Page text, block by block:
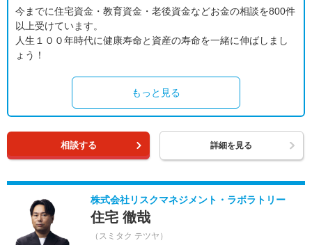
今までに住宅資金・教育資金・老後資金などお金の相談を800件
以上受けています。
人生１００年時代に健康寿命と資産の寿命を一緒に伸ばしまし
ょう！
もっと見る
相談する 詳細を見る
株式会社リスクマネジメント・ラボラトリー
住宅 徹哉
（スミタク テツヤ）